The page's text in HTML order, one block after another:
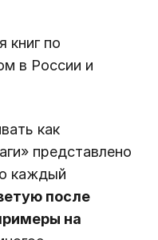
книг по
в России и
как
представлено
каждый
после
на